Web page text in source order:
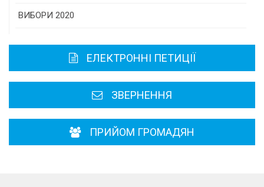
Історична довідка
Районні, міські ради
ВИБОРИ 2020
ЕЛЕКТРОННІ ПЕТИЦІЇ
ЗВЕРНЕННЯ
ПРИЙОМ ГРОМАДЯН